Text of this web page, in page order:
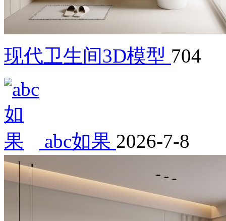
现代卫生间3D模型 704
abc如果 2026-7-8